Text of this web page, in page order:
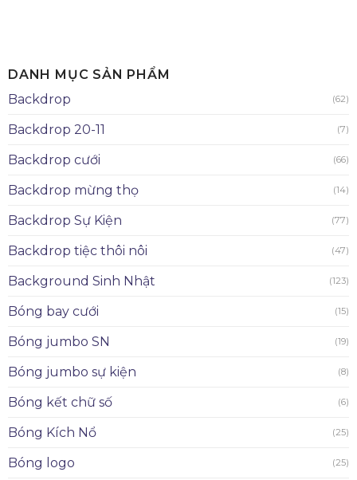
DANH MỤC SẢN PHẨM
Backdrop
(62)
Backdrop 20-11 (7)
Backdrop cưới (66)
Backdrop mừng thọ (14)
Backdrop Sự Kiện (77)
Backdrop tiệc thôi nôi (47)
Background Sinh Nhật (123)
Bóng bay cưới (15)
Bóng jumbo SN (19)
Bóng jumbo sự kiện (8)
Bóng kết chữ số (6)
Bóng Kích Nổ (25)
Bóng logo (25)